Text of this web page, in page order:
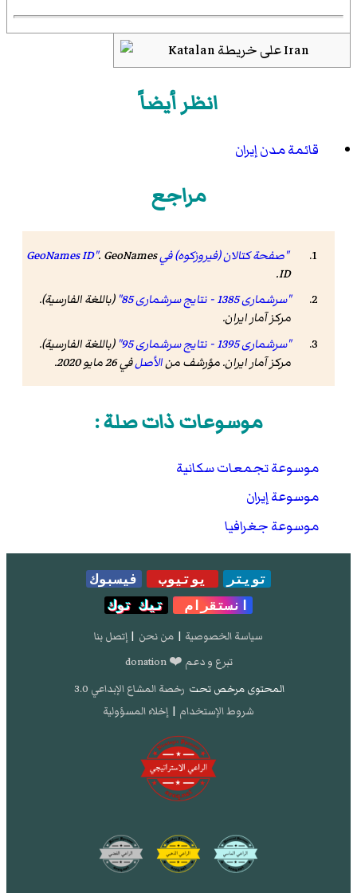
انظر أيضاً
قائمة مدن إيران
مراجع
"صفحة كتالان (فيروزكوه) في GeoNames ID" . GeoNames
ID
.
"سرشماری 1385 - نتایج سرشماری 85"
(باللغة الفارسية).
مرکز آمار ایران.
"سرشماری 1395 - نتایج سرشماری 95"
(باللغة الفارسية).
مرکز آمار ایران. مؤرشف منالأصلفي 26 مايو 2020 .
موسوعات ذات صلة :
موسوعة تجمعات سكانية
موسوعة إيران
موسوعة جغرافيا
تويتر يوتيوب
فيسبوك
انستقرام
تيك توك
سياسة الخصوصية | من نحن | إتصل بنا
تبرع و دعم ❤️ donation
المحتوى مرخص تحت رخصة المشاع الإبداعي 3.0
شروط الإستخدام | إخلاء المسؤولية